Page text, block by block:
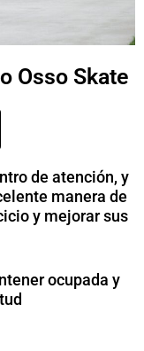
Osso Skate
de atención, y
manera de
y mejorar sus
ocupada y